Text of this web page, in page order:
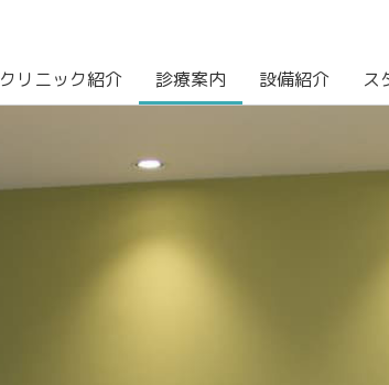
クリニック紹介 診療案内 設備紹介 ス